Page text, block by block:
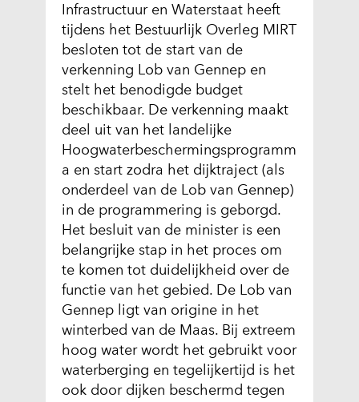
Infrastructuur en Waterstaat heeft
tijdens het Bestuurlijk Overleg MIRT
besloten tot de start van de
verkenning Lob van Gennep en
stelt het benodigde budget
beschikbaar. De verkenning maakt
deel uit van het landelijke
Hoogwaterbeschermingsprogramm
a en start zodra het dijktraject (als
onderdeel van de Lob van Gennep)
in de programmering is geborgd.
Het besluit van de minister is een
belangrijke stap in het proces om
te komen tot duidelijkheid over de
functie van het gebied. De Lob van
Gennep ligt van origine in het
winterbed van de Maas. Bij extreem
hoog water wordt het gebruikt voor
waterberging en tegelijkertijd is het
ook door dijken beschermd tegen